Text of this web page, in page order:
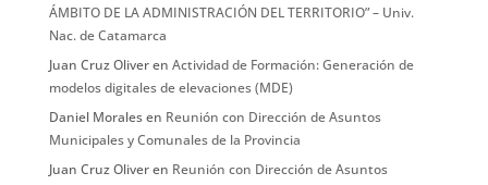
ÁMBITO DE LA ADMINISTRACIÓN DEL TERRITORIO” – Univ.
Nac. de Catamarca
Juan Cruz Oliveren Actividad de Formación: Generación de
modelos digitales de elevaciones (MDE)
Daniel Moralesen Reunión con Dirección de Asuntos
Municipales y Comunales de la Provincia
Juan Cruz Oliveren Reunión con Dirección de Asuntos